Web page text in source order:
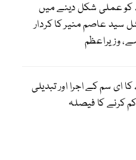
عملی شکل دینے میں
سید عاصم منیر کا کردار
وزیراعظم
ای سم کے اجرا اور تبدیلی
کرنے کا فیصلہ